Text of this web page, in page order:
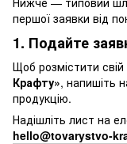
першої заявки від
1. Подайте
Щоб розмістити
Крафту», напишіть
продукцію.
Надішліть лист на
hello@tovarystvo-